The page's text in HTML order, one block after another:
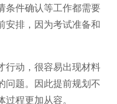
条件确认等工作都需要
安排，因为考试准备和
动，很容易出现材料
问题。因此提前规划不
程更加从容。